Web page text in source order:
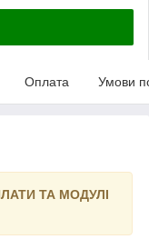
Оплата Умови
ТА МОДУЛІ